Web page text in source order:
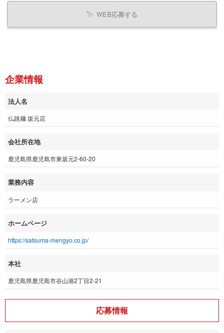
WEB応募する
企業情報
法人名
仏跳麺 坂元店
会社所在地
鹿児島県鹿児島市東坂元2-60-20
業務内容
ラーメン店
ホームページ
https://satsuma-mengyo.co.jp/
本社
鹿児島県鹿児島市谷山港2丁目2-21
応募情報